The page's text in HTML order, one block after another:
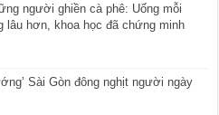
người ghiền cà phê: Uống mỗi
lâu hơn, khoa học đã chứng minh
Sài Gòn đông nghịt người ngày